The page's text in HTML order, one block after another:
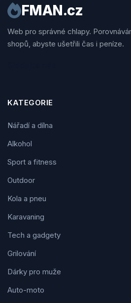
FMAN.cz
Web pro správné chlapy.
shopů, abyste ušetřili čas i peníze.
KATEGORIE
Nářadí a dílna
Alkohol
Sport a fitness
Outdoor
Kola a pneu
Karavaning
Tech a gadgety
Grilování
Dárky pro muže
Auto-moto